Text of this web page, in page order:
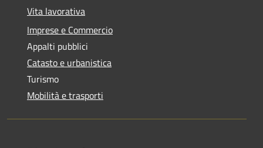
Vita lavorativa
Imprese e Commercio
Appalti pubblici
Catasto e urbanistica
Turismo
Mobilità e trasporti